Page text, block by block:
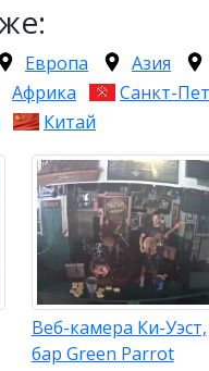
Европа Азия
Африка Санкт-
Китай
Веб-камера Ки-Уэст,
бар Green Parrot